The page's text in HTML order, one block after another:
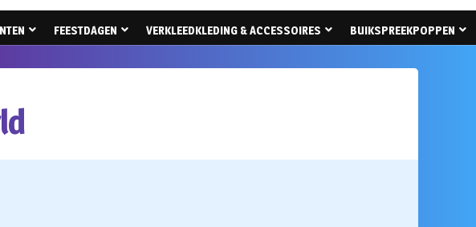
FEESTDAGEN VERKLEEDKLEDING & ACCESSOIRES
BUIKSPREEKPOPPEN